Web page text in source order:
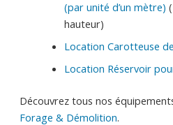
(par unité d’un mètre)
hauteur)
Location Carotteuse
Location Réservoir
Découvrez tous nos
Forage & Démolition.